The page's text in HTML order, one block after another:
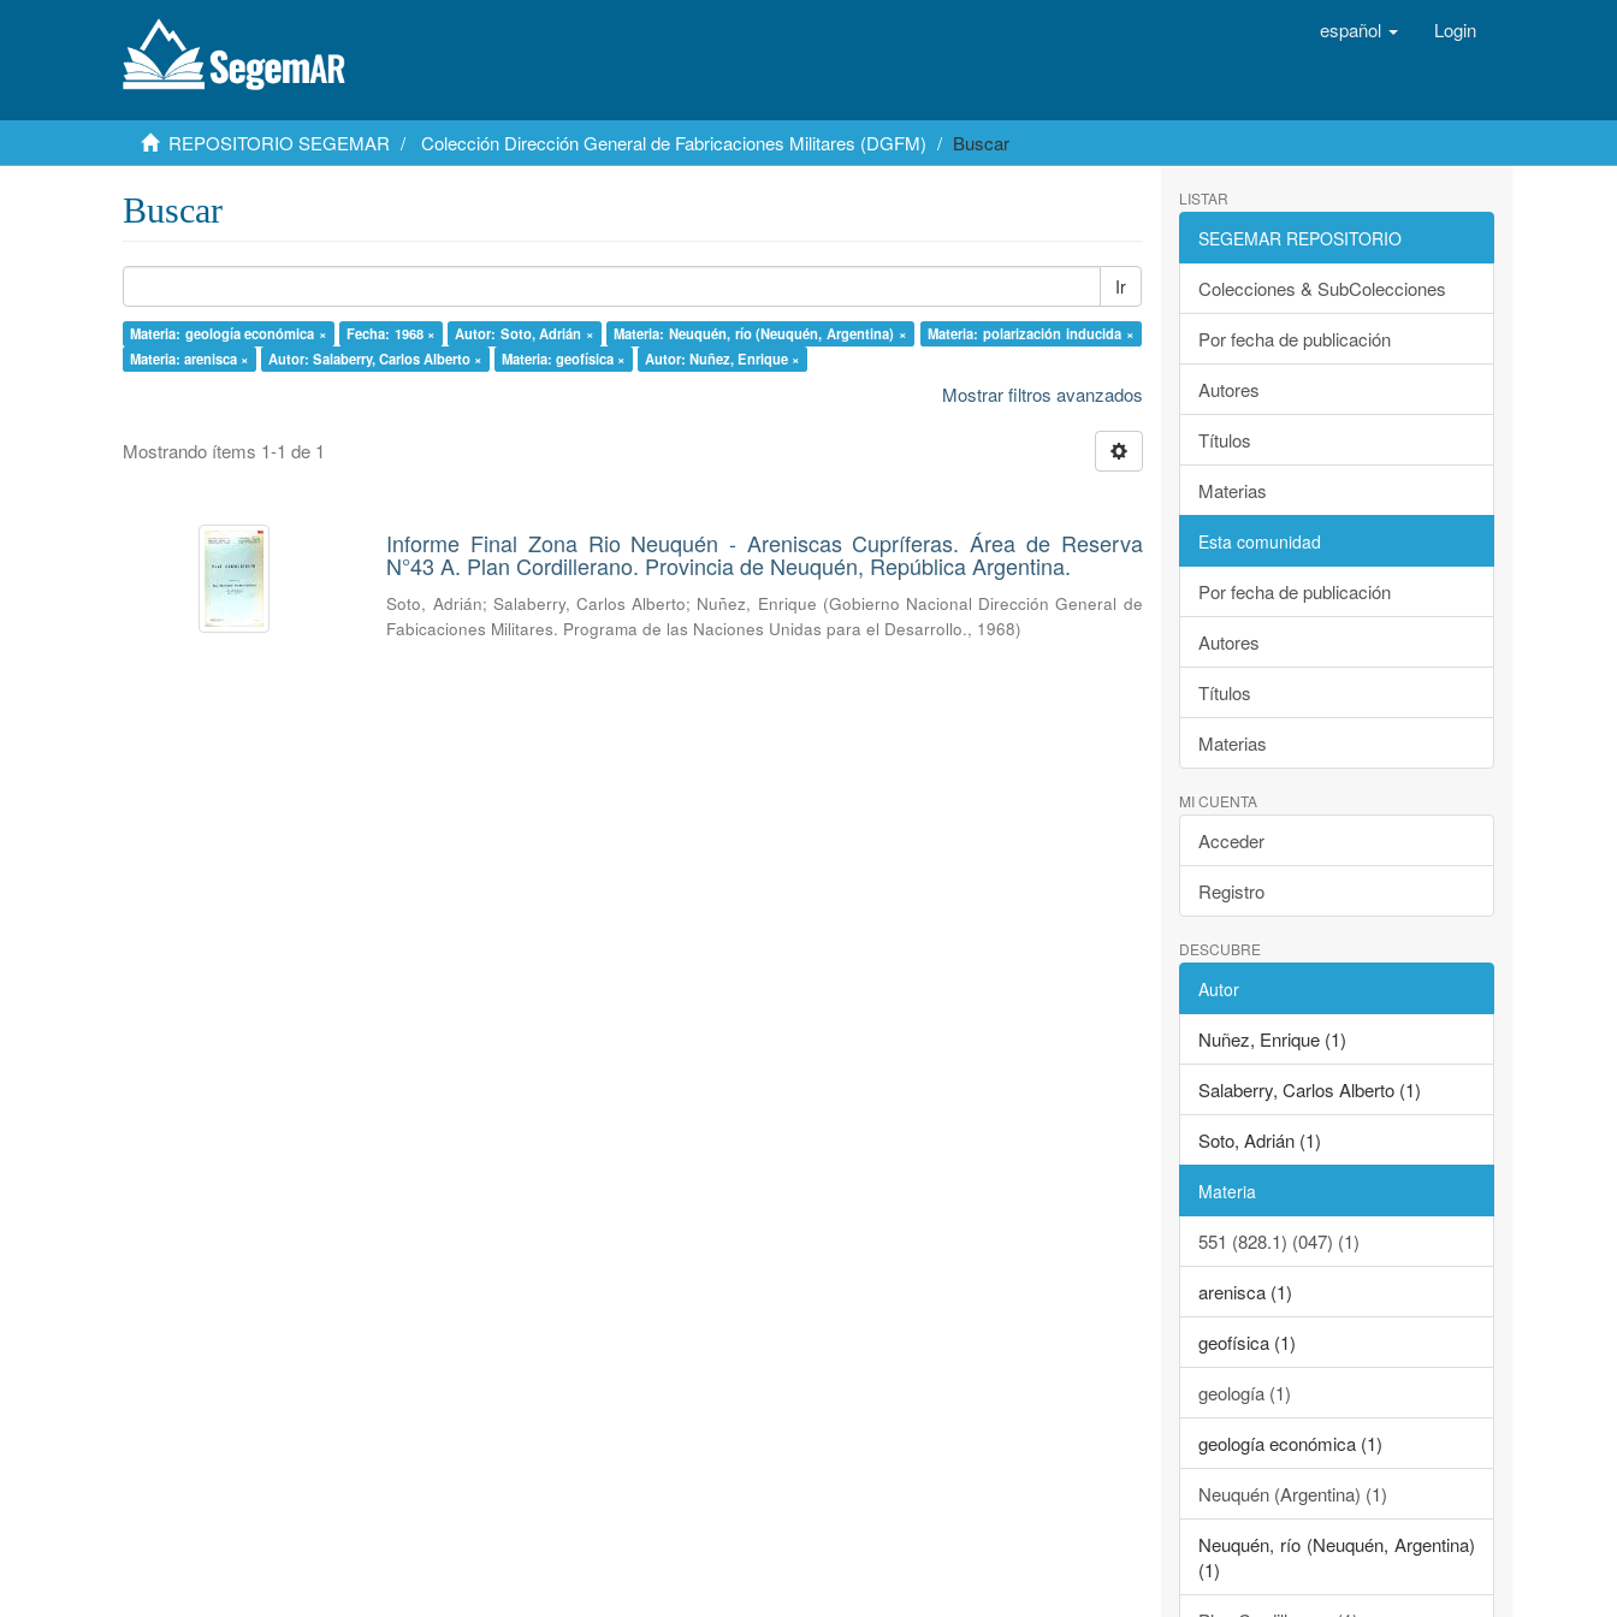
español Login
REPOSITORIO SEGEMAR Colección Dirección General de Fabricaciones Militares (DGFM) Buscar
Buscar
Ir
Materia: geología económica × Fecha: 1968 × Autor: Soto, Adrián × Materia: Neuquén, río (Neuquén, Argentina) ×
Materia: polarización inducida ×
Materia: arenisca ×
Autor: Salaberry, Carlos Alberto × Materia: geofísica × Autor: Nuñez, Enrique ×
Mostrar filtros avanzados
Mostrando ítems 1-1 de 1
Informe Final Zona Rio Neuquén - Areniscas Cupríferas. Área de Reserva
N°43 A. Plan Cordillerano. Provincia de Neuquén, República Argentina.
Soto, Adrián; Salaberry, Carlos Alberto; Nuñez, Enrique (Gobierno Nacional Dirección General de
Fabicaciones Militares. Programa de las Naciones Unidas para el Desarrollo., 1968)
LISTAR
SEGEMAR REPOSITORIO
Colecciones & SubColecciones
Por fecha de publicación
Autores
Títulos
Materias
Esta comunidad
Por fecha de publicación
Autores
Títulos
Materias
MI CUENTA
Acceder
Registro
DESCUBRE
Autor
Nuñez, Enrique (1)
Salaberry, Carlos Alberto (1)
Soto, Adrián (1)
Materia
551 (828.1) (047) (1)
arenisca (1)
geofísica (1)
geología (1)
geología económica (1)
Neuquén (Argentina) (1)
Neuquén, río (Neuquén, Argentina)
(1)